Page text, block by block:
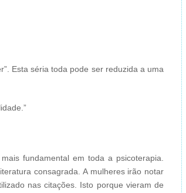
Esta séria toda pode ser reduzida a uma
fundamental em toda a psicoterapia.
consagrada. A mulheres irão notar
nas citações. Isto porque vieram de